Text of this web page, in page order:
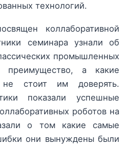
технологий.
коллаборативной
семинара узнали об
промышленных
а какие
стоит им доверять.
показали успешные
роботов на
о том какие самые
они вынуждены были